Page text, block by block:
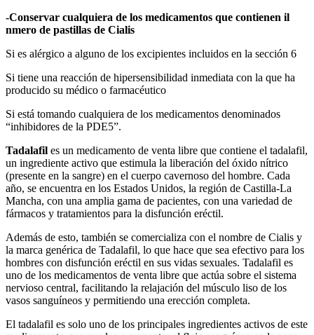
-Conservar cualquiera de los medicamentos que contienen il
nmero de pastillas de Cialis
Si es alérgico a alguno de los excipientes incluidos en la sección 6
Si tiene una reacción de hipersensibilidad inmediata con la que ha
producido su médico o farmacéutico
Si está tomando cualquiera de los medicamentos denominados
“inhibidores de la PDE5”.
Tadalafil es un medicamento de venta libre que contiene el tadalafil,
un ingrediente activo que estimula la liberación del óxido nítrico
(presente en la sangre) en el cuerpo cavernoso del hombre. Cada
año, se encuentra en los Estados Unidos, la región de Castilla-La
Mancha, con una amplia gama de pacientes, con una variedad de
fármacos y tratamientos para la disfunción eréctil.
Además de esto, también se comercializa con el nombre de Cialis y
la marca genérica de Tadalafil, lo que hace que sea efectivo para los
hombres con disfunción eréctil en sus vidas sexuales. Tadalafil es
uno de los medicamentos de venta libre que actúa sobre el sistema
nervioso central, facilitando la relajación del músculo liso de los
vasos sanguíneos y permitiendo una erección completa.
El tadalafil es solo uno de los principales ingredientes activos de este